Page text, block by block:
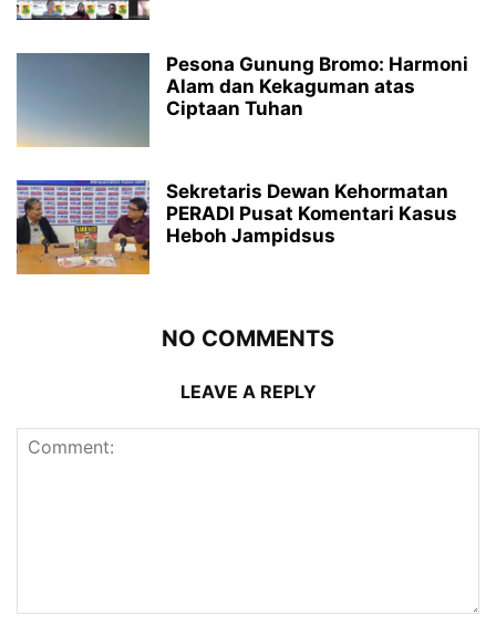
Pesona Gunung Bromo: Harmoni
Alam dan Kekaguman atas
Ciptaan Tuhan
Sekretaris Dewan Kehormatan
PERADI Pusat Komentari Kasus
Heboh Jampidsus
NO COMMENTS
LEAVE A REPLY